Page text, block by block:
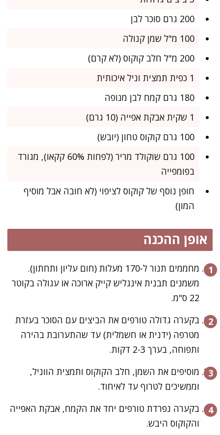
200 גרם סוכר לבן
100 מ"ל שמן קנולה
200 מ"ל חלב קוקוס (לא קרם)
1 כפית תמצית וניל איכותית
180 גרם קמח לבן מנופה
1 שקית אבקת אפייה (10 גרם)
100 גרם קוקוס טחון (יובש)
100 גרם שוקולד מריר (לפחות 60% קקאו), מגורד
בפומפייה
חופן נוסף של קוקוס לציפוי (לא חובה אבל מוסיף
המון)
אופן ההכנה
מחממים תנור ל-170 מעלות (חום עליון ותחתון).
משמנים תבנית אינגליש קייק ארוכה או עגולה בקוטר
22 ס"מ.
בקערה גדולה טורפים את הביצים עם הסוכר בעזרת
מטרפה (ידנית או חשמלית) עד שהתערובת בהירה
ותפוחה, בערך 2-3 דקות.
מוסיפים את השמן, חלב הקוקוס ותמצית הווניל,
וממשיכים לטרוף עד לאיחוד.
בקערה נפרדת טורפים יחד את הקמח, אבקת האפייה
והקוקוס היבש.